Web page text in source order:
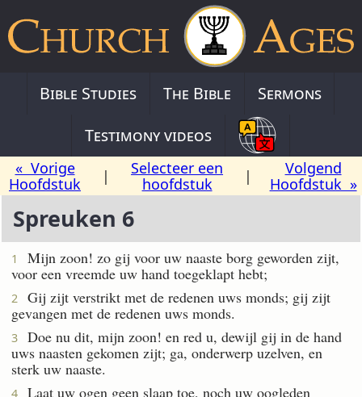
Bible Studies The Bible
Sermons
Testimony videos
« Vorige
Hoofdstuk
|
Selecteer een
hoofdstuk
|
Volgend
Hoofdstuk »
Spreuken 6
1
Mijn zoon! zo gij voor uw naaste borg geworden zijt,
voor een vreemde uw hand toegeklapt hebt;
2
Gij zijt verstrikt met de redenen uws monds; gij zijt
gevangen met de redenen uws monds.
3
Doe nu dit, mijn zoon! en red u, dewijl gij in de hand
uws naasten gekomen zijt; ga, onderwerp uzelven, en
sterk uw naaste.
4
Laat uw ogen geen slaap toe, noch uw oogleden